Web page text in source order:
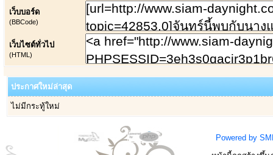
เว็บบอร์ด
(BBCode)
เว็บไซต์ทั่วไป
(HTML)
ประกาศใหม่ล่าสุด
ไม่มีกระทู้ใหม่
Powered by